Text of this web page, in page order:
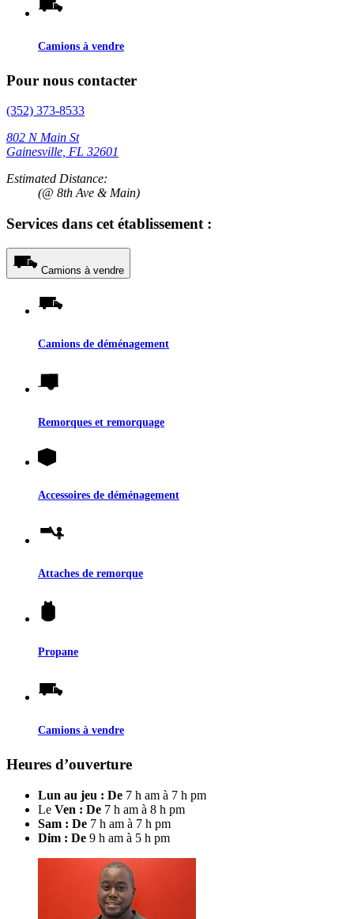
Camions à vendre
Pour nous contacter
(352) 373-8533
802 N Main St
Gainesville, FL 32601
Estimated Distance:
(@ 8th Ave & Main)
Services dans cet établissement :
Camions à vendre
Camions de déménagement
Remorques et remorquage
Accessoires de déménagement
Attaches de remorque
Propane
Camions à vendre
Heures d’ouverture
Lun au jeu : De 7 h am à 7 h pm
Le Ven : De 7 h am à 8 h pm
Sam : De 7 h am à 7 h pm
Dim : De 9 h am à 5 h pm